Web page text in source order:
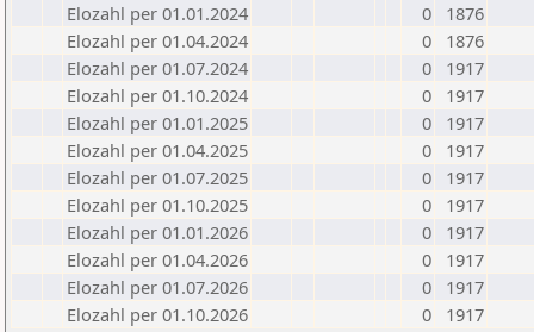
Elozahl per 01.01.2024
0
1876
Elozahl per 01.04.2024
0
1876
Elozahl per 01.07.2024
0
1917
Elozahl per 01.10.2024
0
1917
Elozahl per 01.01.2025
0
1917
Elozahl per 01.04.2025
0
1917
Elozahl per 01.07.2025
0
1917
Elozahl per 01.10.2025
0
1917
Elozahl per 01.01.2026
0
1917
Elozahl per 01.04.2026
0
1917
Elozahl per 01.07.2026
0
1917
Elozahl per 01.10.2026
0 1917